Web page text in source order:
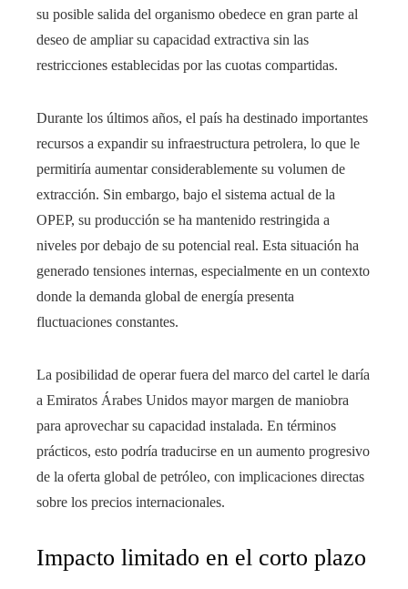
su posible salida del organismo obedece en gran parte al
deseo de ampliar su capacidad extractiva sin las
restricciones establecidas por las cuotas compartidas.
Durante los últimos años, el país ha destinado importantes
recursos a expandir su infraestructura petrolera, lo que le
permitiría aumentar considerablemente su volumen de
extracción. Sin embargo, bajo el sistema actual de la
OPEP, su producción se ha mantenido restringida a
niveles por debajo de su potencial real. Esta situación ha
generado tensiones internas, especialmente en un contexto
donde la demanda global de energía presenta
fluctuaciones constantes.
La posibilidad de operar fuera del marco del cartel le daría
a Emiratos Árabes Unidos mayor margen de maniobra
para aprovechar su capacidad instalada. En términos
prácticos, esto podría traducirse en un aumento progresivo
de la oferta global de petróleo, con implicaciones directas
sobre los precios internacionales.
Impacto limitado en el corto plazo